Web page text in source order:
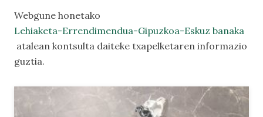
Webgune honetako
Lehiaketa-Errendimendua-Gipuzkoa-Eskuz banaka
atalean kontsulta daiteke txapelketaren informazio
guztia.